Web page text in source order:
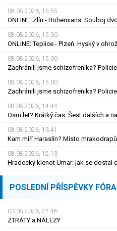
08.08.2026, 15.55
08.08.2026, 15.30
08.08.2026, 15.00
08.08.2026, 15.00
08.08.2026, 14.44
08.08.2026, 13.41
08.08.2026, 12.13
POSLEDNÍ PŘÍSPĚVKY FÓRA
03.08.2026, 22.46
ZTRÁTY a NÁLEZY